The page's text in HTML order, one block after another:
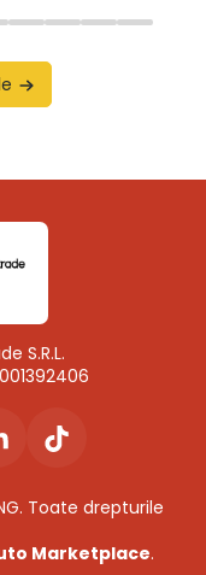
S.R.L.
Toate drepturile
Marketplace.